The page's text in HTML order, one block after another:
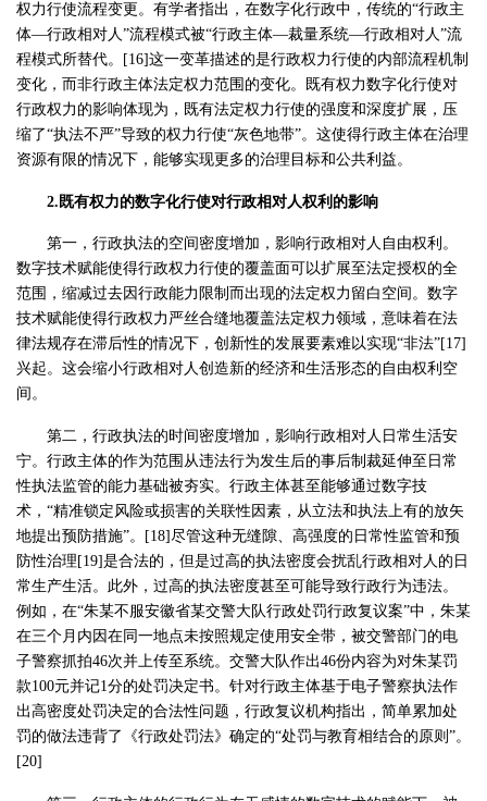
权力行使流程变更。有学者指出，在数字化行政中，传统的“行政主
体—行政相对人”流程模式被“行政主体—裁量系统—行政相对人”流
程模式所替代。[16]这一变革描述的是行政权力行使的内部流程机制
变化，而非行政主体法定权力范围的变化。既有权力数字化行使对
行政权力的影响体现为，既有法定权力行使的强度和深度扩展，压
缩了“执法不严”导致的权力行使“灰色地带”。这使得行政主体在治理
资源有限的情况下，能够实现更多的治理目标和公共利益。
2.既有权力的数字化行使对行政相对人权利的影响
第一，行政执法的空间密度增加，影响行政相对人自由权利。
数字技术赋能使得行政权力行使的覆盖面可以扩展至法定授权的全
范围，缩减过去因行政能力限制而出现的法定权力留白空间。数字
技术赋能使得行政权力严丝合缝地覆盖法定权力领域，意味着在法
律法规存在滞后性的情况下，创新性的发展要素难以实现“非法”[17]
兴起。这会缩小行政相对人创造新的经济和生活形态的自由权利空
间。
第二，行政执法的时间密度增加，影响行政相对人日常生活安
宁。行政主体的作为范围从违法行为发生后的事后制裁延伸至日常
性执法监管的能力基础被夯实。行政主体甚至能够通过数字技
术，“精准锁定风险或损害的关联性因素，从立法和执法上有的放矢
地提出预防措施”。[18]尽管这种无缝隙、高强度的日常性监管和预
防性治理[19]是合法的，但是过高的执法密度会扰乱行政相对人的日
常生产生活。此外，过高的执法密度甚至可能导致行政行为违法。
例如，在“朱某不服安徽省某交警大队行政处罚行政复议案”中，朱某
在三个月内因在同一地点未按照规定使用安全带，被交警部门的电
子警察抓拍46次并上传至系统。交警大队作出46份内容为对朱某罚
款100元并记1分的处罚决定书。针对行政主体基于电子警察执法作
出高密度处罚决定的合法性问题，行政复议机构指出，简单累加处
罚的做法违背了《行政处罚法》确定的“处罚与教育相结合的原则”。
[20]